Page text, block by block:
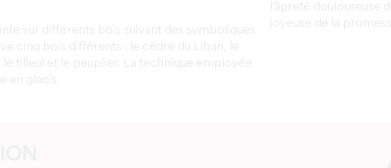
sur différents bois suivant des symboliques
cinq bois différents : le cèdre du Liban, le
le tilleul et le peuplier. La technique employée
en glacis.
l'âpreté douloureuse
joyeuse de la